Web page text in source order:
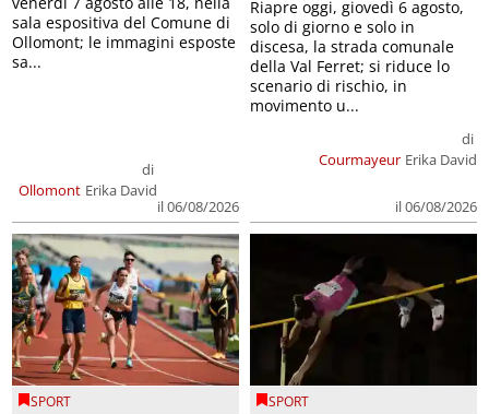
Ollomont
di
Erika David
il 06/08/2026
sala espositiva del Comune di
Ollomont; le immagini esposte
sa...
Courmayeur
di
Erika David
il 06/08/2026
Riapre oggi, giovedì 6 agosto,
solo di giorno e solo in
discesa, la strada comunale
della Val Ferret; si riduce lo
scenario di rischio, in
movimento u...
SPORT SPORT